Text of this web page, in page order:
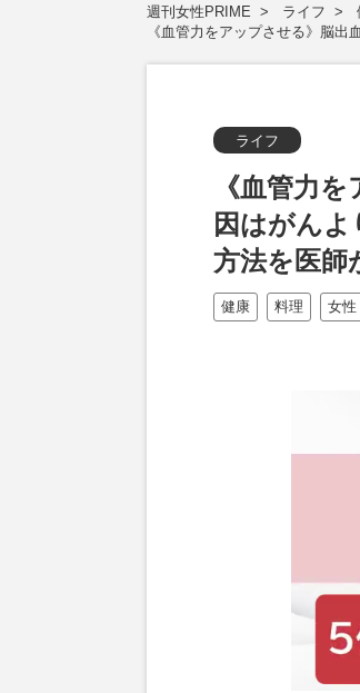
週刊女性PRIME ライフ
《血管力をアップさせる》脳
ライフ
《血管力
因はがんよ
方法を医師
健康 料理 女性